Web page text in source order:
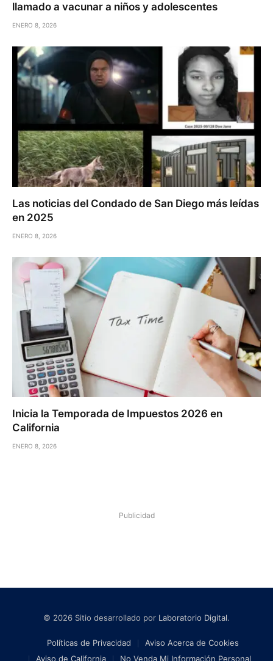
llamado a vacunar a niños y adolescentes
ENERO 8, 2026
Las noticias del Condado de San Diego más leídas
en 2025
ENERO 8, 2026
Inicia la Temporada de Impuestos 2026 en
California
ENERO 8, 2026
Publicidad
© 2026 Sitio desarrollado por Laboratorio Digital.
Políticas de Privacidad
Aviso Acerca de Cookies
Aviso de California
No Venda Mi Información Personal